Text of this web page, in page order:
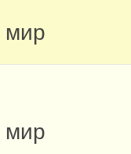
мир
мир